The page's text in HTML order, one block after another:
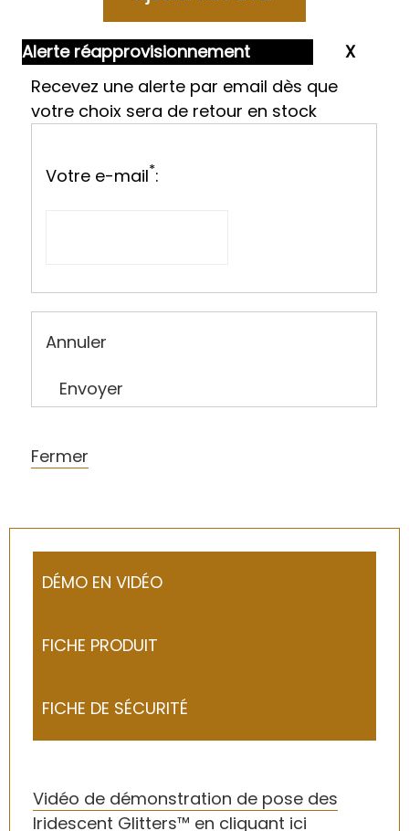
Alerte réapprovisionnement
Recevez une alerte par email dès que
votre choix sera de retour en stock
Votre e-mail*:
Annuler
Envoyer
Fermer
DÉMO EN VIDÉO
FICHE PRODUIT
FICHE DE SÉCURITÉ
Vidéo de démonstration de pose des
Iridescent Glitters™ en cliquant ici